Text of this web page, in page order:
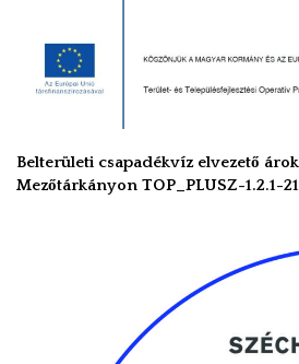
Belterületi csapadékvíz elvezető
Mezőtárkányon TOP_PLUSZ-1.2.1-